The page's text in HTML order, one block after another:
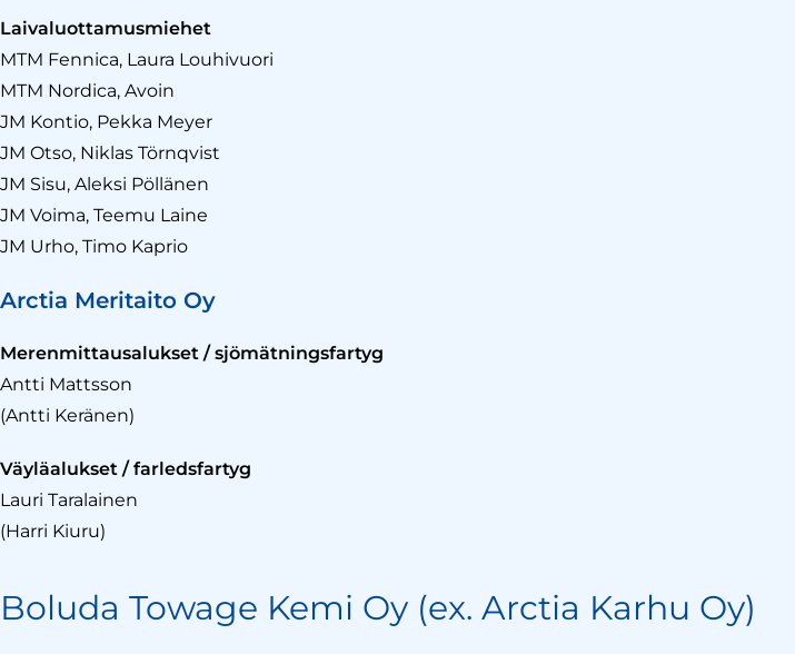
Laivaluottamusmiehet
MTM Fennica, Laura Louhivuori
MTM Nordica, Avoin
JM Kontio, Pekka Meyer
JM Otso, Niklas Törnqvist
JM Sisu, Aleksi Pöllänen
JM Voima, Teemu Laine
JM Urho, Timo Kaprio
Arctia Meritaito Oy
Merenmittausalukset / sjömätningsfartyg
Antti Mattsson
(Antti Keränen)
Väyläalukset / farledsfartyg
Lauri Taralainen
(Harri Kiuru)
Boluda Towage Kemi Oy (ex. Arctia Karhu Oy)